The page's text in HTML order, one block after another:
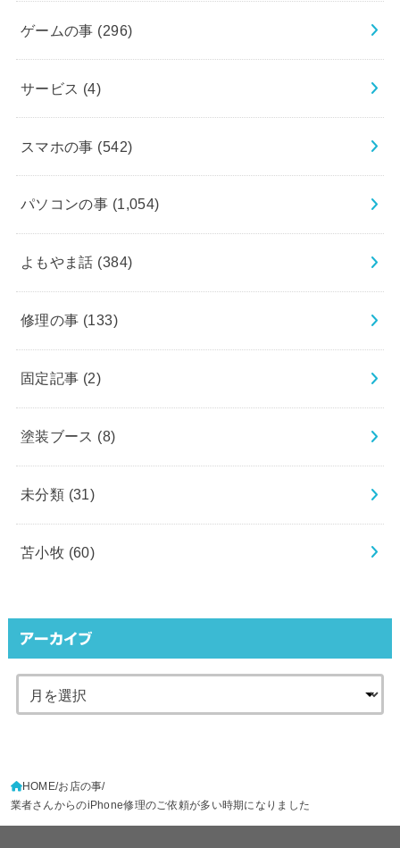
ゲームの事 (296)
サービス (4)
スマホの事 (542)
パソコンの事 (1,054)
よもやま話 (384)
修理の事 (133)
固定記事 (2)
塗装ブース (8)
未分類 (31)
苫小牧 (60)
アーカイブ
HOME お店の事
業者さんからのiPhone修理のご依頼が多い時期になりました